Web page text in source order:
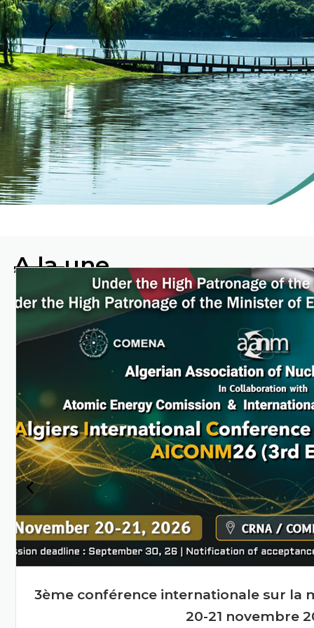
Protéger
l'environnement en
et à la technologie
nucléaires
En savoir plus
A la une
Cours de formation sur la sécurité
de première ligne, Alger,